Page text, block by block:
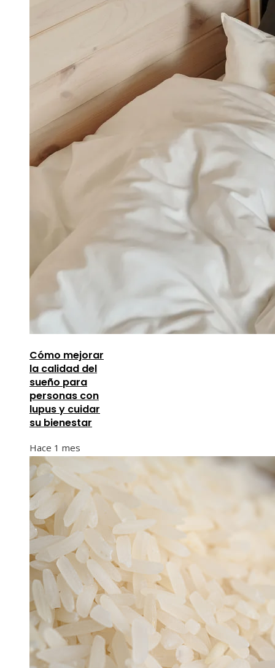
Cómo mejorar
la calidad del
sueño para
personas con
lupus y cuidar
su bienestar
Hace 1 mes